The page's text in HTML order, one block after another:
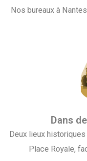
Nos bureaux à
Dans
Deux lieux
Place Royale,